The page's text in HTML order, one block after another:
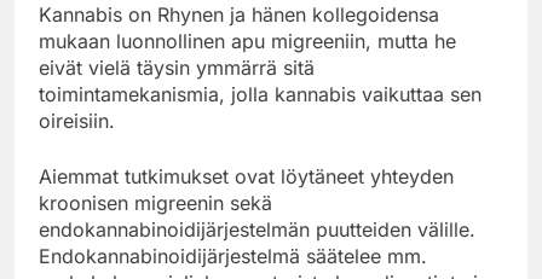
Kannabis on Rhynen ja hänen kollegoidensa
mukaan luonnollinen apu migreeniin, mutta he
eivät vielä täysin ymmärrä sitä
toimintamekanismia, jolla kannabis vaikuttaa sen
oireisiin.
Aiemmat tutkimukset ovat löytäneet yhteyden
kroonisen migreenin sekä
endokannabinoidijärjestelmän puutteiden välille.
Endokannabinoidijärjestelmä säätelee mm.